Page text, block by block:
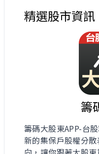
精選股市資訊
籌
籌碼大股東APP-台
新的集保戶股權分